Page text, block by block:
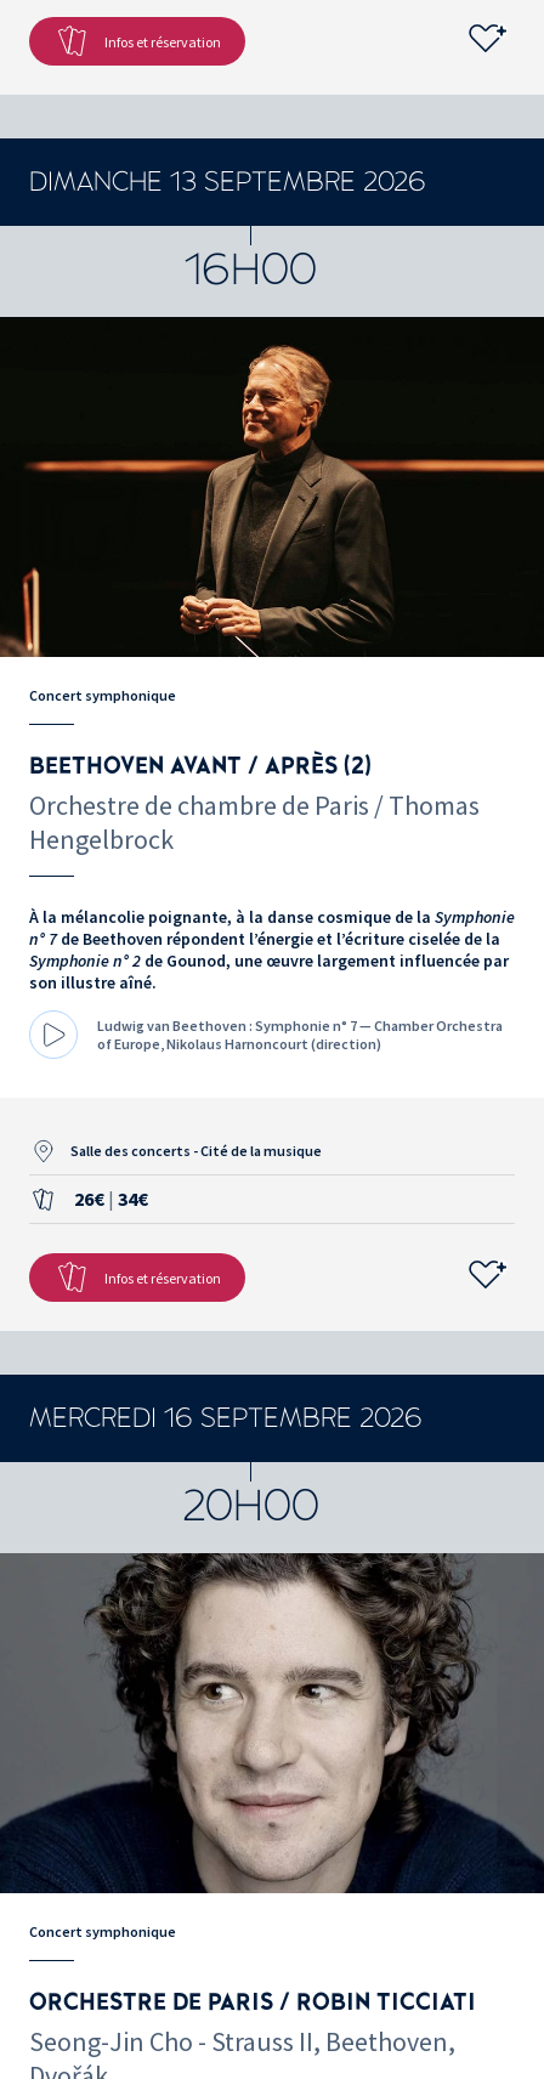
Infos et réservation
DIMANCHE 13 SEPTEMBRE 2026
16H00
Concert symphonique
BEETHOVEN AVANT / APRÈS (2)
Orchestre de chambre de Paris / Thomas
Hengelbrock
À la mélancolie poignante, à la danse cosmique de la Symphonie
n° 7de Beethoven répondent l’énergie et l’écriture ciselée de la
Symphonie n° 2 de Gounod, une œuvre largement influencée par
son illustre aîné.
Ludwig van Beethoven : Symphonie n° 7 — Chamber Orchestra
of Europe, Nikolaus Harnoncourt (direction)
Salle des concerts - Cité de la musique
26€ | 34€
Infos et réservation
MERCREDI 16 SEPTEMBRE 2026
20H00
Concert symphonique
ORCHESTRE DE PARIS / ROBIN TICCIATI
Seong-Jin Cho - Strauss II, Beethoven,